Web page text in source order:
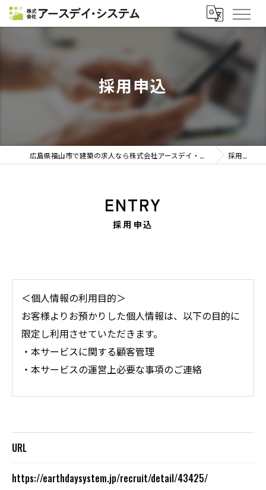
採用申込
広島県福山市で建築の求人なら株式会社アースデイ・システム 採用申込
採用申込
ENTRY
＜個人情報の利用目的＞
お客様よりお預かりした個人情報は、以下の目的に
限定し利用させていただきます。
・本サービスに関する顧客管理
・本サービスの運営上必要な事項のご連絡
られた場合を除き、
ません。
URL
https://earthdaysystem.jp/recruit/detail/43425/